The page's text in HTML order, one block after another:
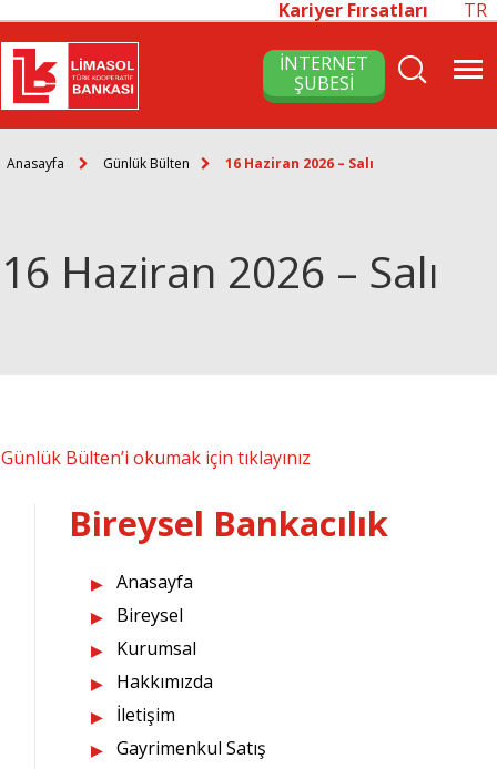
Kariyer Fırsatları TR
İNTERNET
ŞUBESİ
Anasayfa Günlük Bülten 16 Haziran 2026 – Salı
16 Haziran 2026 – Salı
Günlük Bülten’i okumak için tıklayınız
Bireysel Bankacılık
Anasayfa
Bireysel
Kurumsal
Hakkımızda
İletişim
Gayrimenkul Satış